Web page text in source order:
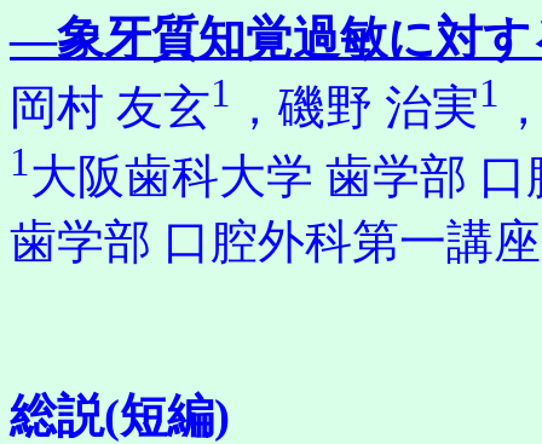
―象牙質知覚過敏に対
岡村 友玄1 ，磯野 治実1
1大阪歯科大学 歯学部
歯学部 口腔外科第一講座
総説(短編)